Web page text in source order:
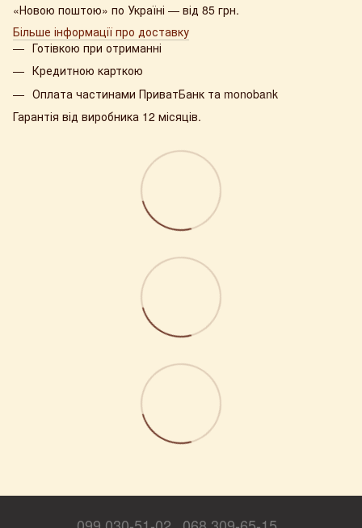
«Новою поштою» по Україні — від 85 грн.
Більше інформації про доставку
Готівкою при отриманні
Кредитною карткою
Оплата частинами ПриватБанк та monobank
Гарантія від виробника 12 місяців.